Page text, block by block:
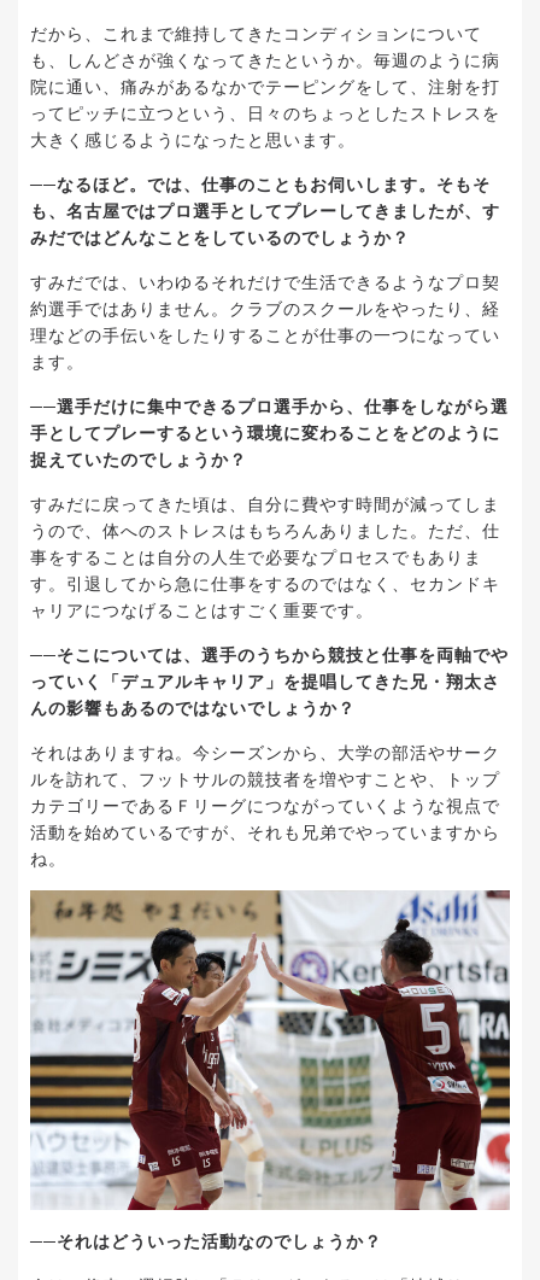
だから、これまで維持してきたコンディションについて
も、しんどさが強くなってきたというか。毎週のように病
院に通い、痛みがあるなかでテーピングをして、注射を打
ってピッチに立つという、日々のちょっとしたストレスを
大きく感じるようになったと思います。
──なるほど。では、仕事のこともお伺いします。そもそ
も、名古屋ではプロ選手としてプレーしてきましたが、す
みだではどんなことをしているのでしょうか？
すみだでは、いわゆるそれだけで生活できるようなプロ契
約選手ではありません。クラブのスクールをやったり、経
理などの手伝いをしたりすることが仕事の一つになってい
ます。
──選手だけに集中できるプロ選手から、仕事をしながら選
手としてプレーするという環境に変わることをどのように
捉えていたのでしょうか？
すみだに戻ってきた頃は、自分に費やす時間が減ってしま
うので、体へのストレスはもちろんありました。ただ、仕
事をすることは自分の人生で必要なプロセスでもありま
す。引退してから急に仕事をするのではなく、セカンドキ
ャリアにつなげることはすごく重要です。
──そこについては、選手のうちから競技と仕事を両軸でや
っていく「デュアルキャリア」を提唱してきた兄・翔太さ
んの影響もあるのではないでしょうか？
それはありますね。今シーズンから、大学の部活やサーク
ルを訪れて、フットサルの競技者を増やすことや、トップ
カテゴリーであるＦリーグにつながっていくような視点で
活動を始めているですが、それも兄弟でやっていますから
ね。
──それはどういった活動なのでしょうか？